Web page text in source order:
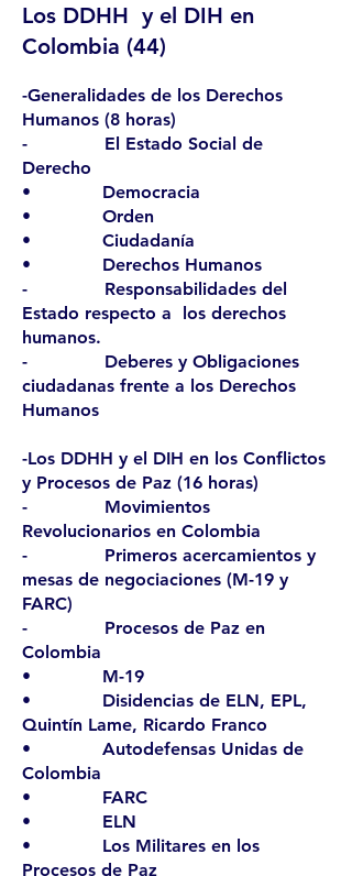
Los DDHH y el DIH en
Colombia (44)
-Generalidades de los Derechos
Humanos (8 horas)
- El Estado Social de
Derecho
• Democracia
• Orden
• Ciudadanía
• Derechos Humanos
- Responsabilidades del
Estado respecto a los derechos
humanos.
- Deberes y Obligaciones
ciudadanas frente a los Derechos
Humanos
-Los DDHH y el DIH en los Conflictos
y Procesos de Paz (16 horas)
- Movimientos
Revolucionarios en Colombia
- Primeros acercamientos y
mesas de negociaciones (M-19 y
FARC)
- Procesos de Paz en
Colombia
• M-19
• Disidencias de ELN, EPL,
Quintín Lame, Ricardo Franco
• Autodefensas Unidas de
Colombia
• FARC
• ELN
• Los Militares en los
Procesos de Paz